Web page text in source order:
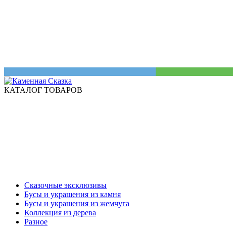
КАТАЛОГ ТОВАРОВ
Сказочные эксклюзивы
Бусы и украшения из камня
Бусы и украшения из жемчуга
Коллекция из дерева
Разное